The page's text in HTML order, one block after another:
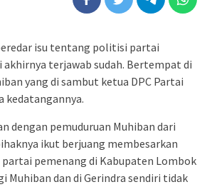
isu tentang politisi partai
terjawab sudah. Bertempat di
yang di sambut ketua DPC Partai
kedatangannya.
dengan pemuduruan Muhiban dari
ikut berjuang membesarkan
pemenang di Kabupaten Lombok
Muhiban dan di Gerindra sendiri tidak